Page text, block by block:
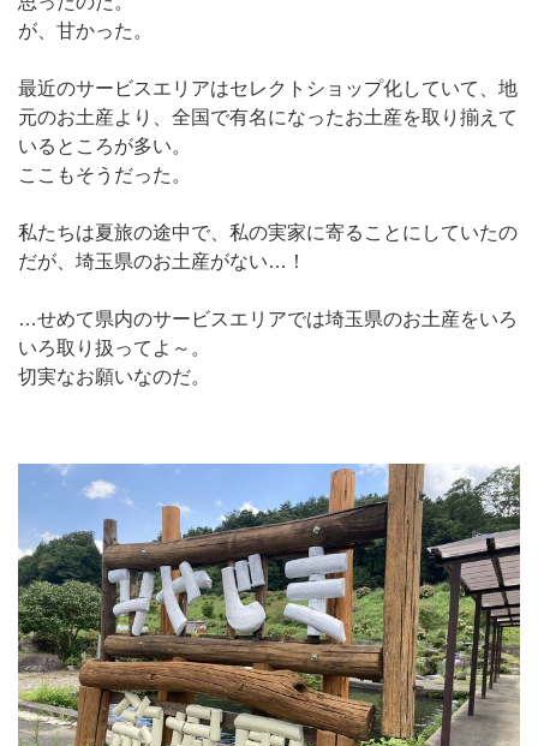
が、甘かった。
最近のサービスエリアはセレクトショップ化していて、地
元のお土産より、全国で有名になったお土産を取り揃えて
いるところが多い。
ここもそうだった。
私たちは夏旅の途中で、私の実家に寄ることにしていたの
だが、埼玉県のお土産がない…！
…せめて県内のサービスエリアでは埼玉県のお土産をいろ
いろ取り扱ってよ～。
切実なお願いなのだ。